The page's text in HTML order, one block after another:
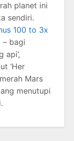
planet ini
sendiri.
100 to 3x
– bagi
api’,
‘Her
merah Mars
menutupi